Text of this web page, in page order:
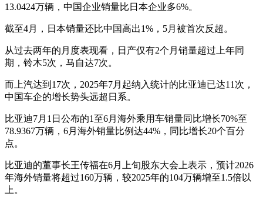
13.0424万辆，中国企业销量比日本企业多6%。
截至4月，日本销量还比中国高出1%，5月被首次反超。
从过去两年的月度表现看，日产仅有2个月销量超过上年同
期，铃木5次，马自达7次。
而上汽达到17次，2025年7月起纳入统计的比亚迪已达11次，
中国车企的增长势头远超日系。
比亚迪7月1日公布的1至6月海外乘用车销量同比增长70%至
78.9367万辆，6月海外销量比例达44%，同比增长20个百分
点。
比亚迪的董事长王传福在6月上旬股东大会上表示，预计2026
年海外销量将超过160万辆，较2025年的104万辆增至1.5倍以
上。